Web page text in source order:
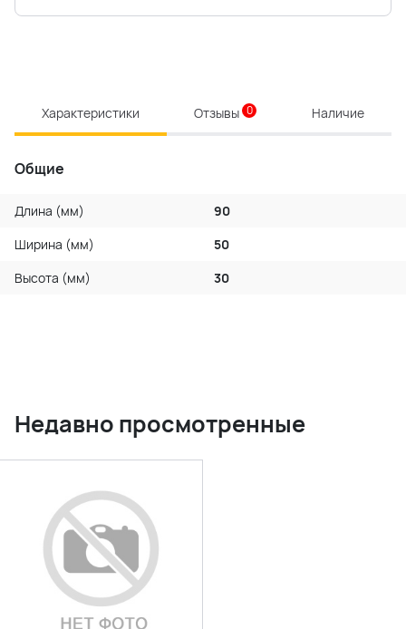
Характеристики Отзывы 0 Наличие
Общие
Длина (мм)
90
Ширина (мм)
50
Высота (мм)
30
Недавно просмотренные